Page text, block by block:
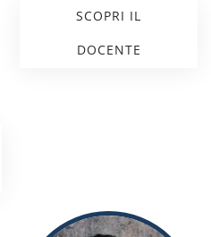
SCOPRI IL
DOCENTE